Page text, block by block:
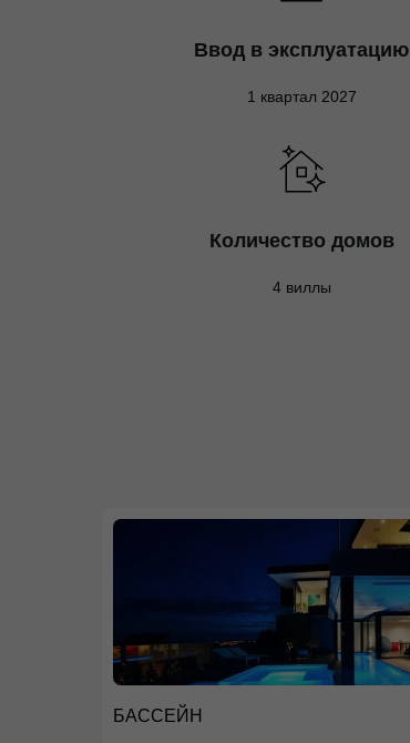
Ввод в эксплуатацию
1 квартал 2027
Количество домов
4 виллы
БАССЕЙН